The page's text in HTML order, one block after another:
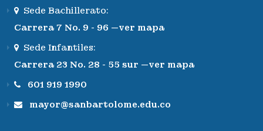
Sede Bachillerato:
Carrera 7 No. 9 - 96 —ver mapa
Sede Infantiles:
Carrera 23 No. 28 - 55 sur —ver mapa
601 919 1990
mayor@sanbartolome.edu.co